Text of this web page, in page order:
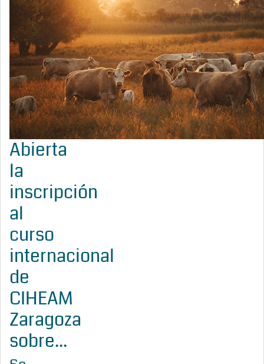
Abierta
la
inscripción
al
curso
internacional
de
CIHEAM
Zaragoza
sobre...